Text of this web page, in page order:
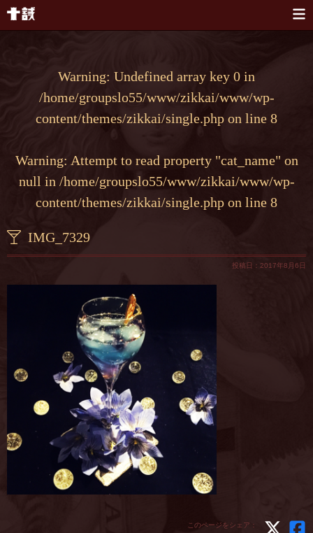
Warning: Undefined array key 0 in
/home/groupslo55/www/zikkai/www/wp-
content/themes/zikkai/single.php on line 8
Warning: Attempt to read property "cat_name" on
null in /home/groupslo55/www/zikkai/www/wp-
content/themes/zikkai/single.php on line 8
IMG_7329
投稿日：2017年8月6日
このページをシェア：